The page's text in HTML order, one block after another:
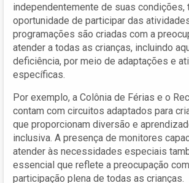
independentemente de suas condições,
oportunidade de participar das
programações são criadas com a
atender a todas as crianças, incluindo
deficiência, por meio de adaptações e
específicas.
Por exemplo, a Colônia de Férias e o
contam com circuitos adaptados para
que proporcionam diversão e
inclusiva. A presença de monitores
atender às necessidades especiais
essencial que reflete a preocupação
participação plena de todas as crianças.